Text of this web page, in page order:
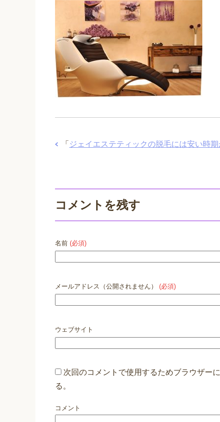
「 ジェイエステティックの脱毛には安い時
コメントを残す
名前 (必須)
メールアドレス（公開されません） (必須)
ウェブサイト
次回のコメントで使用するためブラウザー
る。
コメント